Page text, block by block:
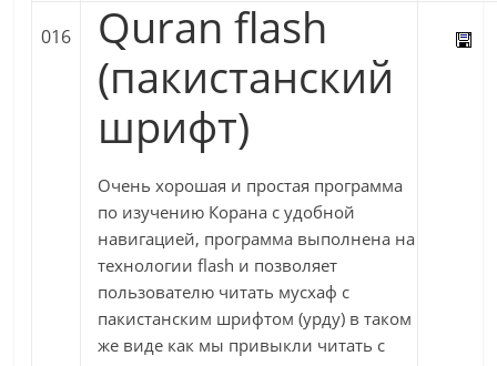
016
Quran flash
(пакистанский
шрифт)
Очень хорошая и простая программа
по изучению Корана с удобной
навигацией, программа выполнена на
технологии flash и позволяет
пользователю читать мусхаф с
пакистанским шрифтом (урду) в таком
же виде как мы привыкли читать с